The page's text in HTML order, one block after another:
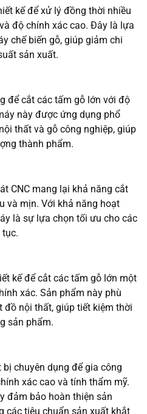
kế để xử lý đồng thời nhiều
độ chính xác cao. Đây là lựa
chế biến gỗ, giúp giảm chi
sản xuất.
để cắt các tấm gỗ lớn với độ
này được ứng dụng phổ
thất và gỗ công nghiệp, giúp
thành phẩm.
CNC mang lại khả năng cắt
và mịn. Với khả năng hoạt
là sự lựa chọn tối ưu cho các
kế để cắt các tấm gỗ lớn một
xác. Sản phẩm này phù
đồ nội thất, giúp tiết kiệm thời
sản phẩm.
chuyên dụng để gia công
xác cao và tính thẩm mỹ.
đảm bảo hoàn thiện sản
các tiêu chuẩn sản xuất khắt